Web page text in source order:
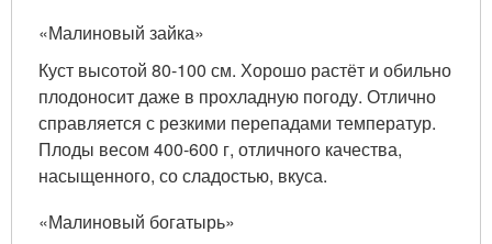
«Малиновый зайка»
Куст высотой 80-100 см. Хорошо растёт и обильно
плодоносит даже в прохладную погоду. Отлично
справляется с резкими перепадами температур.
Плоды весом 400-600 г, отличного качества,
насыщенного, со сладостью, вкуса.
«Малиновый богатырь»